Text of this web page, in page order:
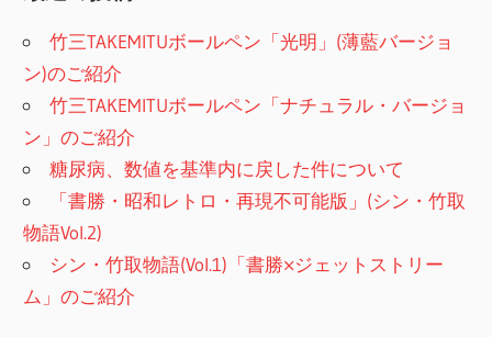
竹三TAKEMITUボールペン「光明」(薄藍バージョ
ン)のご紹介
竹三TAKEMITUボールペン「ナチュラル・バージョ
ン」のご紹介
糖尿病、数値を基準内に戻した件について
「書勝・昭和レトロ・再現不可能版」(シン・竹取
物語Vol.2)
シン・竹取物語(Vol.1)「書勝×ジェットストリー
ム」のご紹介